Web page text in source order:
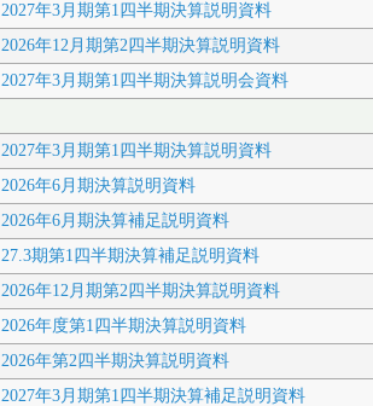
2027年3月期第1四半期決算説明資料
2026年12月期第2四半期決算説明資料
2027年3月期第1四半期決算説明会資料
2027年3月期第1四半期決算説明資料
2026年6月期決算説明資料
2026年6月期決算補足説明資料
27.3期第1四半期決算補足説明資料
2026年12月期第2四半期決算説明資料
2026年度第1四半期決算説明資料
2026年第2四半期決算説明資料
2027年3月期第1四半期決算補足説明資料